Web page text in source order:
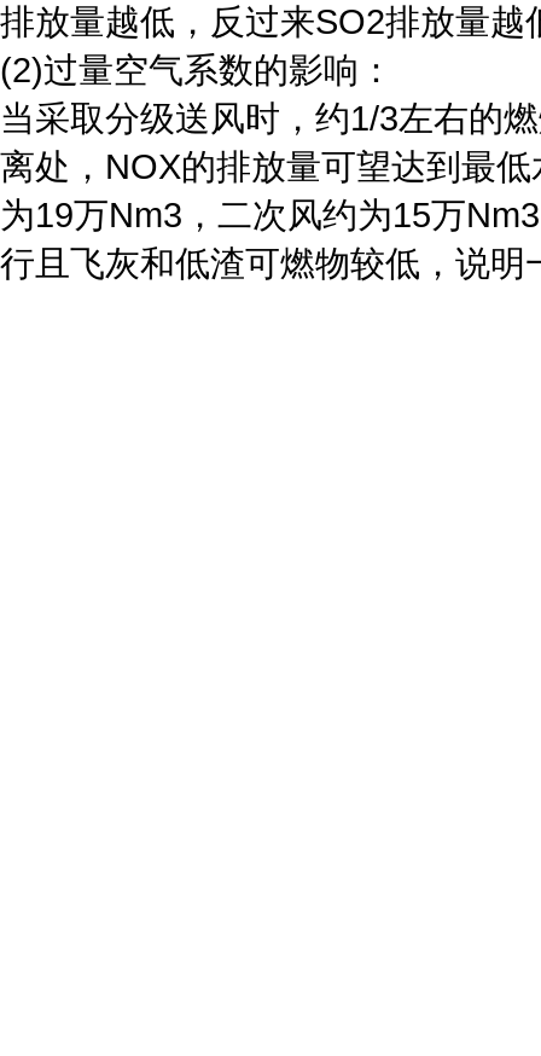
排放量越低，反过来SO2排放量
(2)过量空气系数的影响：
当采取分级送风时，约1/3左右的
离处，NOX的排放量可望达到最
为19万Nm3，二次风约为15万
行且飞灰和低渣可燃物较低，说明